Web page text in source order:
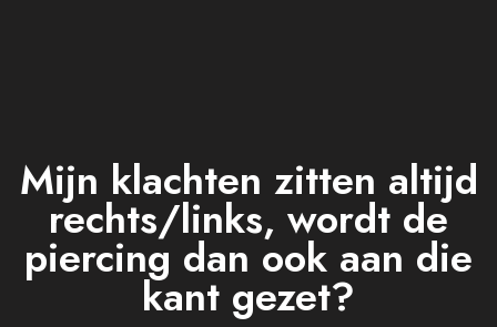
Mijn klachten zitten altijd
rechts/links, wordt de
piercing dan ook aan die
kant gezet?